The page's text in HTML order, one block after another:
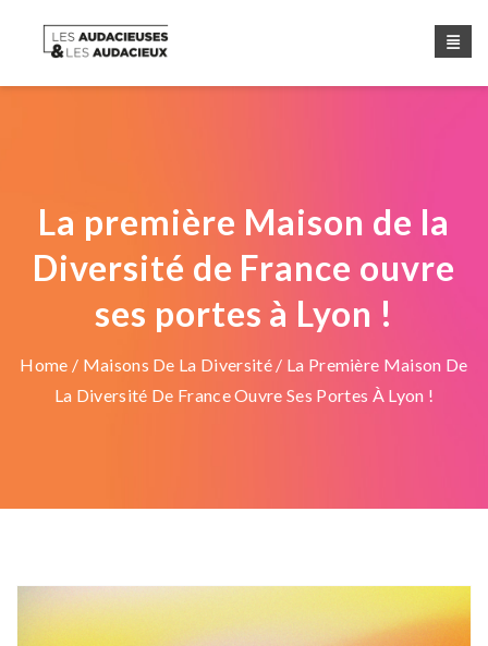
La première Maison de la
Diversité de France ouvre
ses portes à Lyon !
Home / Maisons De La Diversité/ La Première Maison De
La Diversité De France Ouvre Ses Portes À Lyon !